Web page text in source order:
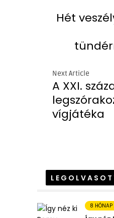
Hét
Next Article
A XXI.
vígjátéka
8 HÓNAP